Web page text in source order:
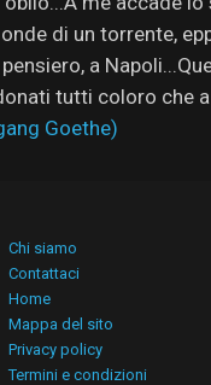
di un torrente,
a
tutti coloro che
Goethe)
Chi siamo
Contattaci
Home
Mappa del sito
Privacy policy
Termini e condizioni